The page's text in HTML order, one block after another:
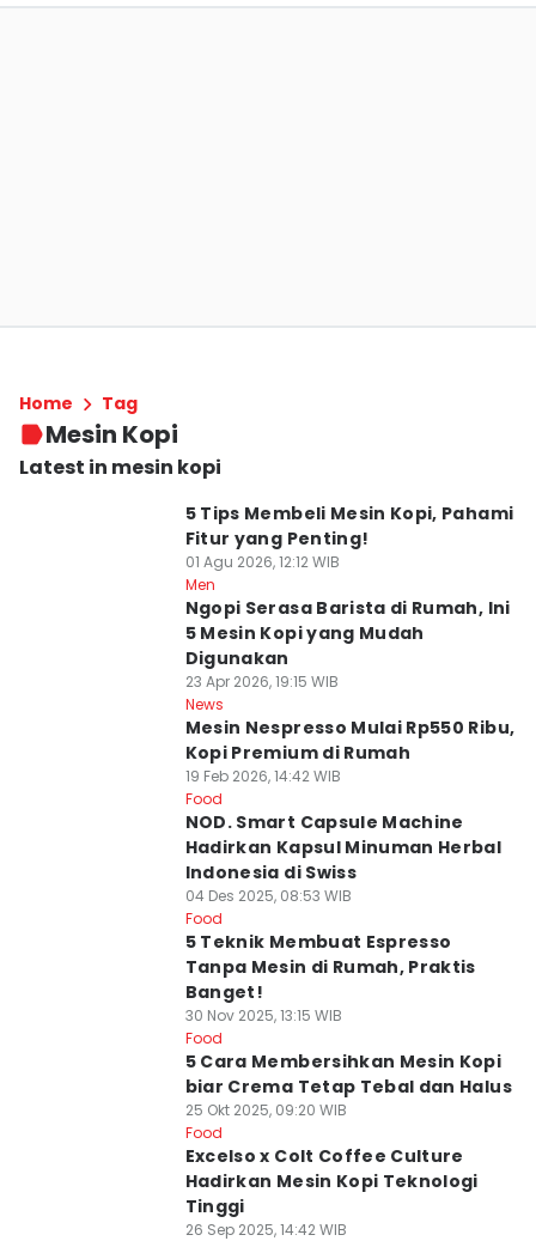
Home Tag
Mesin Kopi
Latest in mesin kopi
5 Tips Membeli Mesin Kopi, Pahami
Fitur yang Penting!
01 Agu 2026, 12:12 WIB
Men
Ngopi Serasa Barista di Rumah, Ini
5 Mesin Kopi yang Mudah
Digunakan
23 Apr 2026, 19:15 WIB
News
Mesin Nespresso Mulai Rp550 Ribu,
Kopi Premium di Rumah
19 Feb 2026, 14:42 WIB
Food
NOD. Smart Capsule Machine
Hadirkan Kapsul Minuman Herbal
Indonesia di Swiss
04 Des 2025, 08:53 WIB
Food
5 Teknik Membuat Espresso
Tanpa Mesin di Rumah, Praktis
Banget!
30 Nov 2025, 13:15 WIB
Food
5 Cara Membersihkan Mesin Kopi
biar Crema Tetap Tebal dan Halus
25 Okt 2025, 09:20 WIB
Food
Excelso x Colt Coffee Culture
Hadirkan Mesin Kopi Teknologi
Tinggi
26 Sep 2025, 14:42 WIB